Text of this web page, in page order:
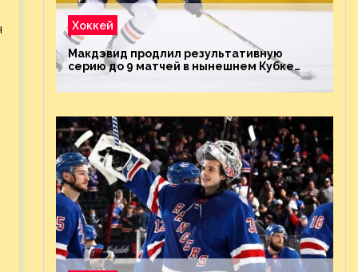
Хоккей
Макдэвид продлил результативную
серию до 9 матчей в нынешнем Кубке